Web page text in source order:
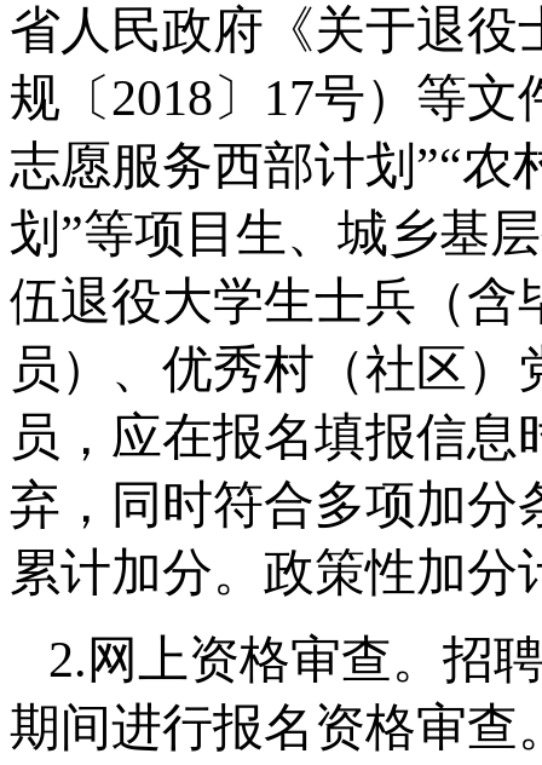
省人民政府《关于退役
规〔2018〕17号）等
志愿服务西部计划”“
划”等项目生、城乡基
伍退役大学生士兵（含
员）、优秀村（社区
员，应在报名填报信
弃，同时符合多项加分
累计加分。政策性加分
2.网上资格审查。招
期间进行报名资格审查